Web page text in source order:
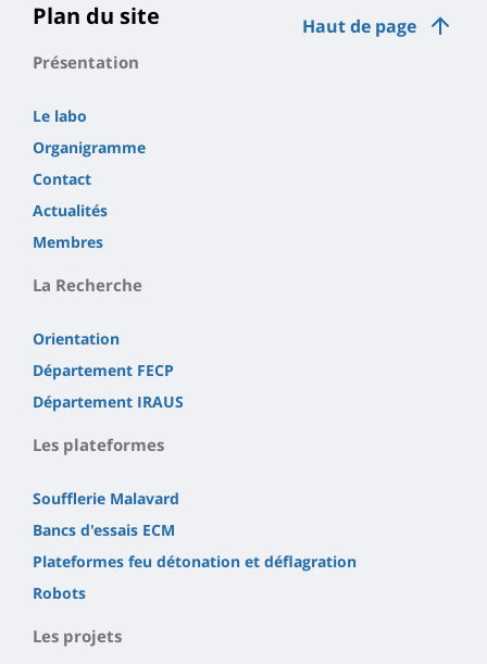
Haut de page
Plan du site
Présentation
Le labo
Organigramme
Contact
Actualités
Membres
La Recherche
Orientation
Département FECP
Département IRAUS
Les plateformes
Soufflerie Malavard
Bancs d'essais ECM
Plateformes feu détonation et déflagration
Robots
Les projets